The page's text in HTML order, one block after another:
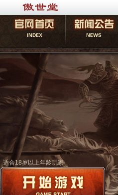
适合18岁以上年龄玩家